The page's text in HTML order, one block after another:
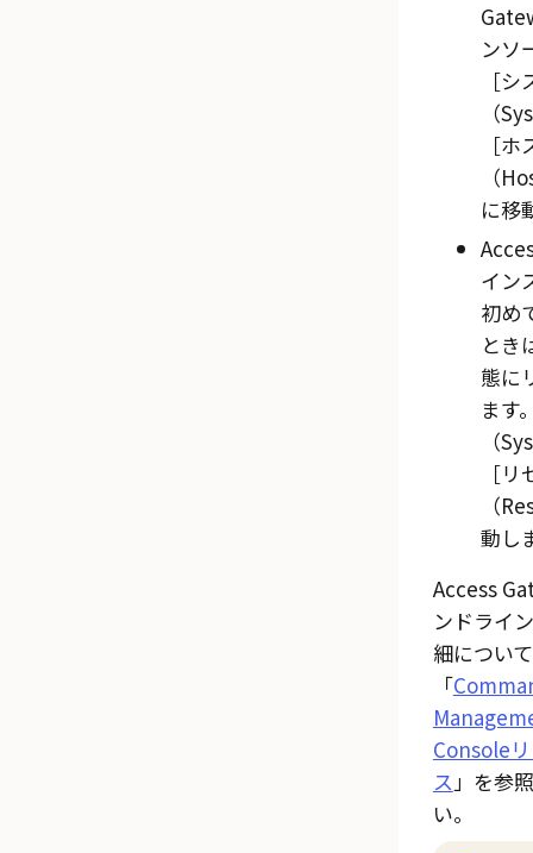
ンソ
シ
（
ホ
（
に移
イン
初め
とき
態に
ます
（
リ
（
動し
Access
ンドライ
細につい
「
Console
ス」を参
い。